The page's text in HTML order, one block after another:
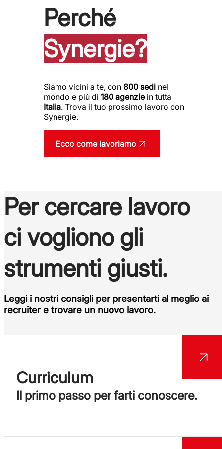
Perché
Synergie?
Siamo vicini a te, con 800 sedi nel
mondo e più di 180 agenziein tutta
Italia. Trova il tuo prossimo lavoro con
Synergie.
Ecco come lavoriamo
Per cercare lavoro
ci vogliono gli
strumenti giusti.
Leggi i nostri consigli per presentarti al meglio ai
recruiter e trovare un nuovo lavoro.
Curriculum
Il primo passo per farti conoscere.